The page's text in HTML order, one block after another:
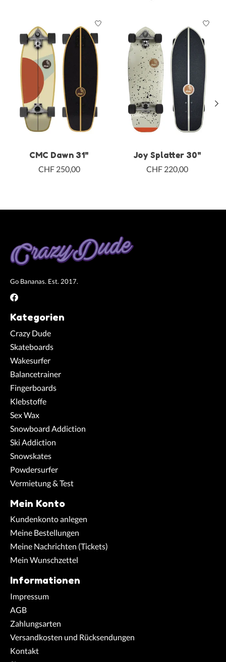
Produkt-Karussell-Artikel
CMC Dawn 31"
CHF 250,00
Joy Splatter 30"
CHF 220,00
Go Bananas. Est. 2017.
Kategorien
Crazy Dude
Skateboards
Wakesurfer
Balancetrainer
Fingerboards
Klebstoffe
Sex Wax
Snowboard Addiction
Ski Addiction
Snowskates
Powdersurfer
Vermietung & Test
Mein Konto
Kundenkonto anlegen
Meine Bestellungen
Meine Nachrichten (Tickets)
Mein Wunschzettel
Informationen
Impressum
AGB
Zahlungsarten
Versandkosten und Rücksendungen
Kontakt